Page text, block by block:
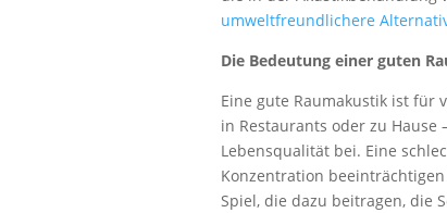
umweltfreundlichere
Die Bedeutung einer guten
Eine gute Raumakustik ist für
in Restaurants oder zu
Lebensqualität bei. Eine
Konzentration
Spiel, die dazu beitragen, die